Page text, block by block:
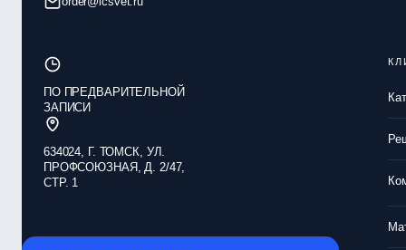
Принцип работы системы
При исчезновении напряжения светильник автоматически
светового потока. Дополнительные защитные схемы
Нормативные требования и
Монтаж и применение аварийного освещения регламентируются
ПО ПРЕДВАРИТЕЛЬНОЙ
ЗАПИСИ
634024, Г. ТОМСК, УЛ.
ПРОФСОЮЗНАЯ, Д. 2/47,
СТР. 1